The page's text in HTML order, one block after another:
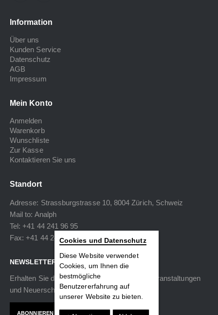
Information
Über uns
Kunden Service
Datenschutz
AGB
Impressum
Mein Konto
Anmelden
Warenkorb
Wunschliste
Zur Kasse
Kontaktieren Sie uns
Standort
Adresse: Strassburgstrasse 10, 8004 Zürich, Schweiz
Mail to: Analph
Tel: +41 44 241 96 95
Fax: +41 44 240 34 40
NEWSLETTER
Erhalten Sie die neuesten Informationen zu Veranstaltungen
und Neuerscheinungen.
ABONNIEREN
Cookies und Datenschutz
Diese Website verwendet
Cookies, um Ihnen die
bestmögliche
Benutzererfahrung auf
unserer Website zu bieten.